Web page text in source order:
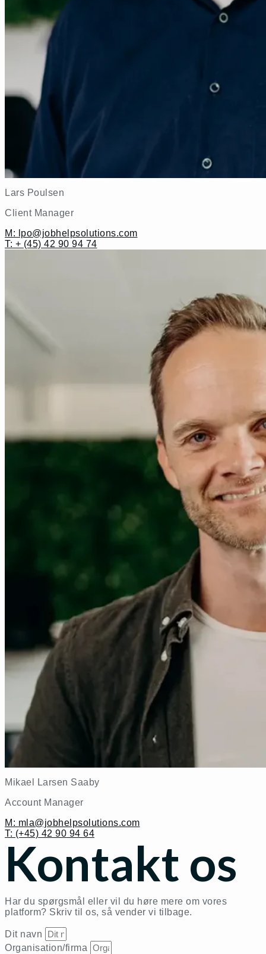
Lars Poulsen
Client Manager
M: lpo@jobhelpsolutions.com
T: + (45) 42 90 94 74
Mikael Larsen Saaby
Account Manager
M: mla@jobhelpsolutions.com
T: (+45) 42 90 94 64
Kontakt os
Har du spørgsmål eller vil du høre mere om vores
platform? Skriv til os, så vender vi tilbage.
Dit navn
Organisation/firma